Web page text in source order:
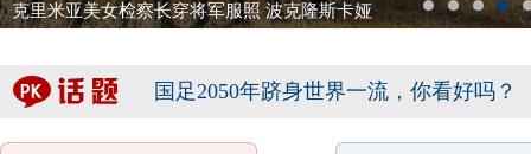
克里米亚美女检察长穿将军服照 波克隆斯卡娅
1 2 3 4 5
国足2050年跻身世界一流，你看好吗？